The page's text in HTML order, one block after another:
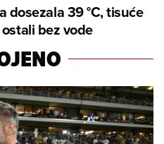
dosezala 39 °C, tisuće
bez vode